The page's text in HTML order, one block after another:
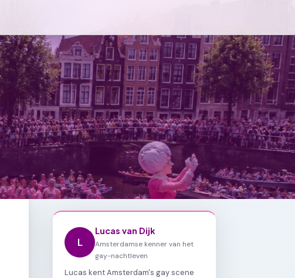
L
Lucas van Dijk
Amsterdamse kenner van het
gay-nachtleven
Lucas kent Amsterdam's gay scene